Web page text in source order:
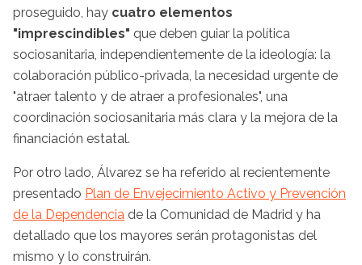
proseguido, hay cuatro elementos
"imprescindibles" que deben guiar la política
sociosanitaria, independientemente de la ideología: la
colaboración público-privada, la necesidad urgente de
"atraer talento y de atraer a profesionales", una
coordinación sociosanitaria más clara y la mejora de la
financiación estatal.
Por otro lado, Álvarez se ha referido al recientemente
presentado Plan de Envejecimiento Activo y Prevención
de la Dependencia de la Comunidad de Madrid y ha
detallado que los mayores serán protagonistas del
mismo y lo construirán.